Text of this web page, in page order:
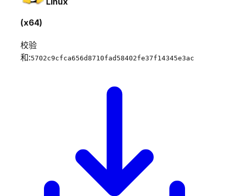
(x64)
校验
和:5702c9cfca656d8710fad58402fe37f14345e3ac